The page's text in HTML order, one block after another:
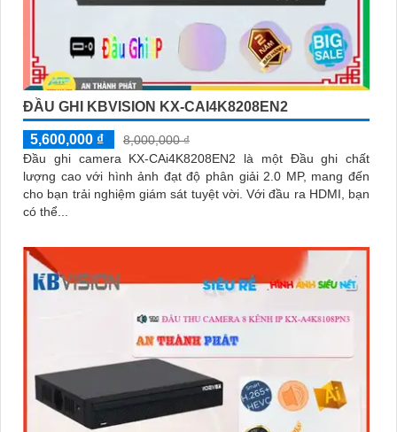
ĐẦU GHI KBVISION KX-CAI4K8208EN2
5,600,000 ₫
8,000,000 ₫
Đầu ghi camera KX-CAi4K8208EN2 là một Đầu ghi chất
lượng cao với hình ảnh đạt độ phân giải 2.0 MP, mang đến
cho bạn trải nghiệm giám sát tuyệt vời. Với đầu ra HDMI, bạn
có thể...